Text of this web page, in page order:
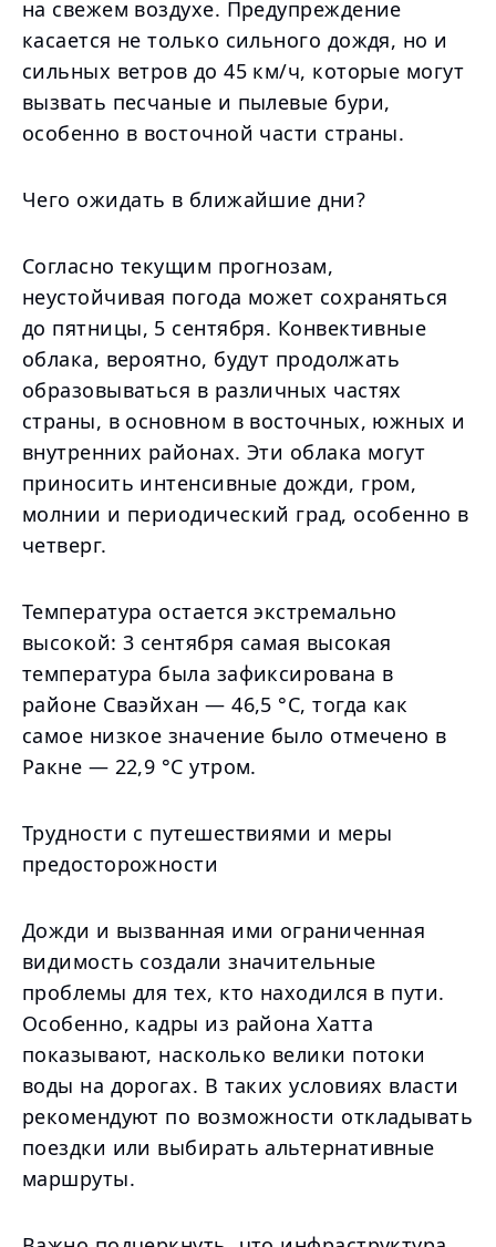
на свежем воздухе. Предупреждение
касается не только сильного дождя, но и
сильных ветров до 45 км/ч, которые могут
вызвать песчаные и пылевые бури,
особенно в восточной части страны.
Чего ожидать в ближайшие дни?
Согласно текущим прогнозам,
неустойчивая погода может сохраняться
до пятницы, 5 сентября. Конвективные
облака, вероятно, будут продолжать
образовываться в различных частях
страны, в основном в восточных, южных и
внутренних районах. Эти облака могут
приносить интенсивные дожди, гром,
молнии и периодический град, особенно в
четверг.
Температура остается экстремально
высокой: 3 сентября самая высокая
температура была зафиксирована в
районе Сваэйхан — 46,5 °C, тогда как
самое низкое значение было отмечено в
Ракне — 22,9 °C утром.
Трудности с путешествиями и меры
предосторожности
Дожди и вызванная ими ограниченная
видимость создали значительные
проблемы для тех, кто находился в пути.
Особенно, кадры из района Хатта
показывают, насколько велики потоки
воды на дорогах. В таких условиях власти
рекомендуют по возможности откладывать
поездки или выбирать альтернативные
маршруты.